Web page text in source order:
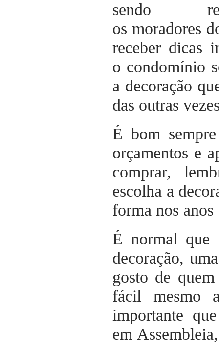
sendo
os moradores
receber dicas
o condomínio
a decoração
das outras
É bom
orçamentos e
comprar,
escolha a
forma nos anos
É normal que
decoração,
gosto de
fácil mesmo
importante
em